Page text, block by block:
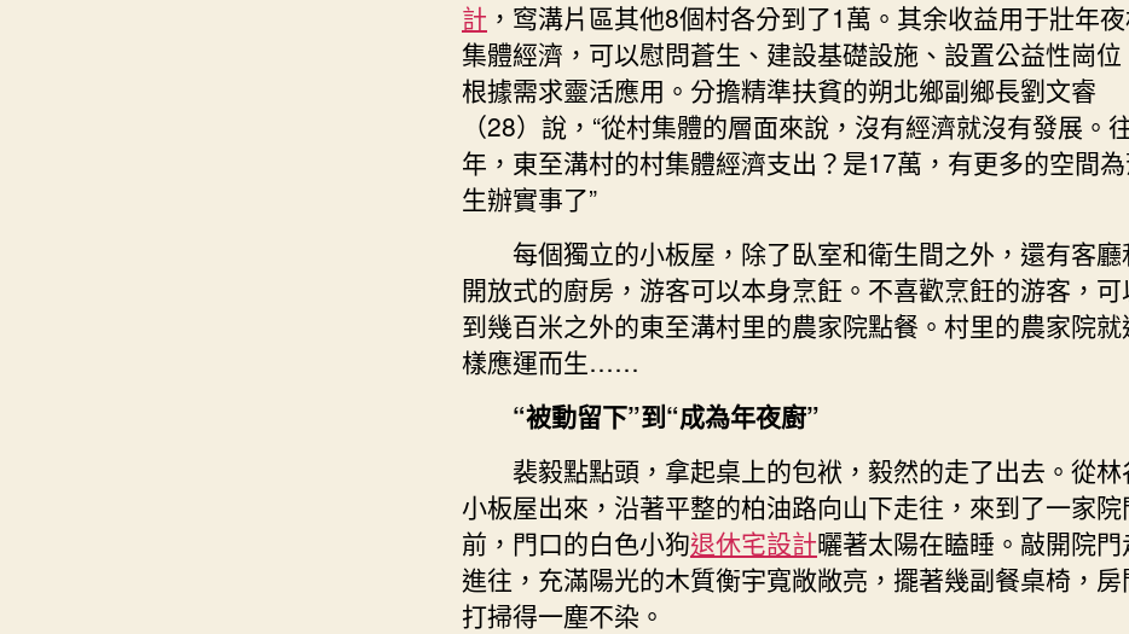
計 ，窎溝片區其他8個村各分到了1萬。其余收益用于壯年
集體經濟，可以慰問蒼生、建設基礎設施、設置公益性崗位
根據需求靈活應用。分擔精準扶貧的朔北鄉副鄉長劉文睿
（28）說，“從村集體的層面來說，沒有經濟就沒有發展。
年，東至溝村的村集體經濟支出？是17萬，有更多的空間
生辦實事了”
每個獨立的小板屋，除了臥室和衛生間之外，還有客廳
開放式的廚房，游客可以本身烹飪。不喜歡烹飪的游客，可
到幾百米之外的東至溝村里的農家院點餐。村里的農家院就
樣應運而生……
“被動留下”到“成為年夜廚”
裴毅點點頭，拿起桌上的包袱，毅然的走了出去。從林
小板屋出來，沿著平整的柏油路向山下走往，來到了一家院
前，門口的白色小狗退休宅設計曬著太陽在瞌睡。敲開院門
進往，充滿陽光的木質衡宇寬敞敞亮，擺著幾副餐桌椅，房
打掃得一塵不染。